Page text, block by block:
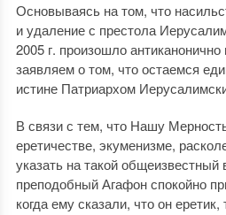
Основываясь на том, что
и удаление с престола
2005 г. произошло
заявляем о том, что остаемся
истине Патриархом
В связи с тем, что Нашу
еретичестве, экуменизме,
указать на такой общеизвестный
преподобный Агафон спокойно
когда ему сказали, что он